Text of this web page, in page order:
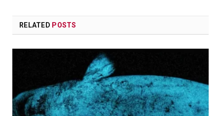
RELATED POSTS